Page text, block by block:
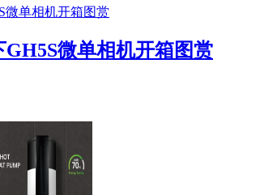
GH5S微单相机开箱图赏